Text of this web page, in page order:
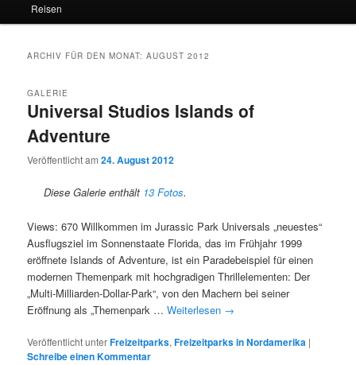
Reisen
ARCHIV FÜR DEN MONAT:AUGUST 2012
Universal Studios Islands of
Adventure
GALERIE
Veröffentlicht am24. August 2012
Diese Galerie enthält 13 Fotos.
Views: 670 Willkommen im Jurassic Park Universals „neuestes“
Ausflugsziel im Sonnenstaate Florida, das im Frühjahr 1999
eröffnete Islands of Adventure, ist ein Paradebeispiel für einen
modernen Themenpark mit hochgradigen Thrillelementen: Der
„Multi-Milliarden-Dollar-Park“, von den Machern bei seiner
Eröffnung als „Themenpark …Weiterlesen →
Veröffentlicht unterFreizeitparks,Freizeitparks in Nordamerika |
Schreibe einen Kommentar